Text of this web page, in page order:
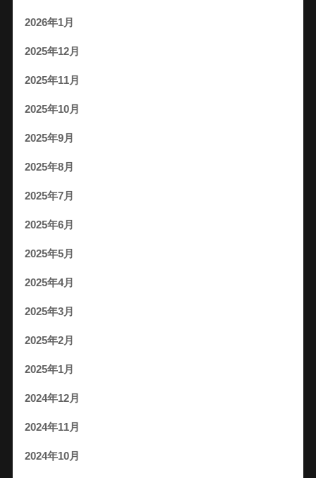
2026年1月
2025年12月
2025年11月
2025年10月
2025年9月
2025年8月
2025年7月
2025年6月
2025年5月
2025年4月
2025年3月
2025年2月
2025年1月
2024年12月
2024年11月
2024年10月